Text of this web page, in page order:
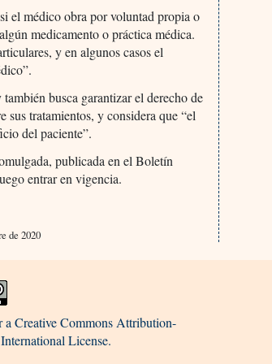
el médico obra por voluntad propia o
medicamento o práctica médica.
y en algunos casos el
busca garantizar el derecho de
sus tratamientos, y considera que “el
del paciente”.
publicada en el Boletín
entrar en vigencia.
de 2020
a Creative Commons Attribution-
License.